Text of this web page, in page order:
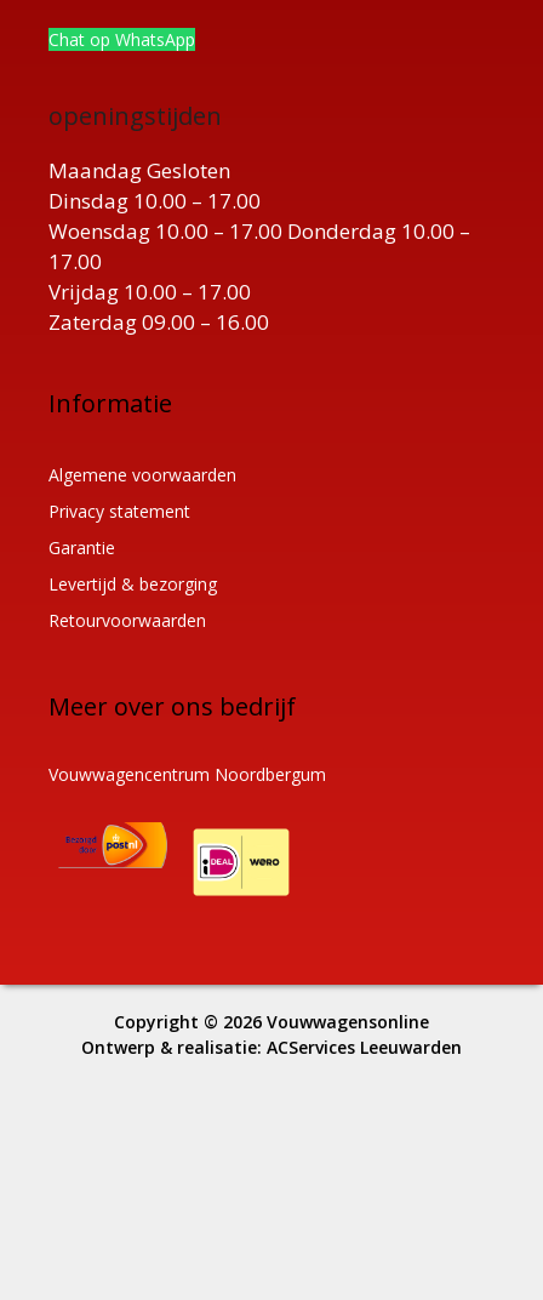
Chat op WhatsApp
openingstijden
Maandag Gesloten
Dinsdag 10.00 – 17.00
Woensdag 10.00 – 17.00 Donderdag 10.00 –
17.00
Vrijdag 10.00 – 17.00
Zaterdag 09.00 – 16.00
Informatie
Algemene voorwaarden
Privacy statement
Garantie
Levertijd & bezorging
Retourvoorwaarden
Meer over ons bedrijf
Vouwwagencentrum Noordbergum
Copyright © 2026 Vouwwagensonline
Ontwerp & realisatie: ACServices Leeuwarden